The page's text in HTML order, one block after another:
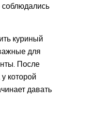
куриный
для
После
которой
давать